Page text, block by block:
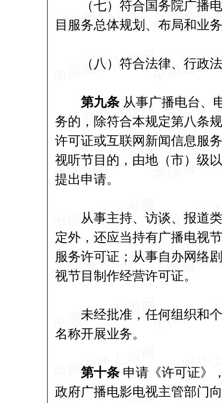
（七）符合国务院广播电
目服务总体规划、布局和业
（八）符合法律、行政法
第九条从事广播电台、
务的，除符合本规定第八条
许可证或互联网新闻信息服
视听节目的，由地（市）级
提出申请。
从事主持、访谈、报道类
定外，还应当持有广播电视
服务许可证；从事自办网络
视节目制作经营许可证。
未经批准，任何组织和个
名称开展业务。
第十条申请《许可证》
政府广播电影电视主管部门